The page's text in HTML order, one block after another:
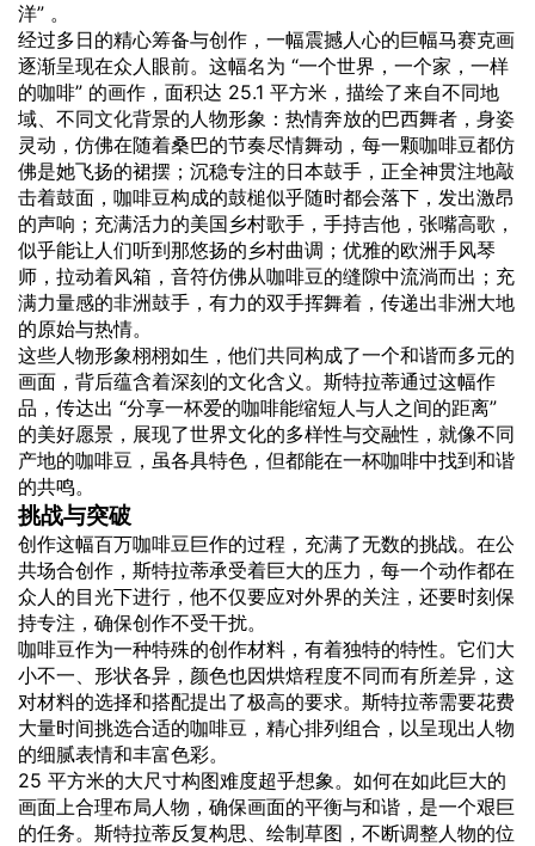
洋” 。
经过多日的精心筹备与创作，一幅震撼人心的巨幅马赛克画
逐渐呈现在众人眼前。这幅名为 “一个世界，一个家，一样
的咖啡” 的画作，面积达 25.1 平方米，描绘了来自不同地
域、不同文化背景的人物形象：热情奔放的巴西舞者，身姿
灵动，仿佛在随着桑巴的节奏尽情舞动，每一颗咖啡豆都仿
佛是她飞扬的裙摆；沉稳专注的日本鼓手，正全神贯注地敲
击着鼓面，咖啡豆构成的鼓槌似乎随时都会落下，发出激昂
的声响；充满活力的美国乡村歌手，手持吉他，张嘴高歌，
似乎能让人们听到那悠扬的乡村曲调；优雅的欧洲手风琴
师，拉动着风箱，音符仿佛从咖啡豆的缝隙中流淌而出；充
满力量感的非洲鼓手，有力的双手挥舞着，传递出非洲大地
的原始与热情。
这些人物形象栩栩如生，他们共同构成了一个和谐而多元的
画面，背后蕴含着深刻的文化含义。斯特拉蒂通过这幅作
品，传达出 “分享一杯爱的咖啡能缩短人与人之间的距离”
的美好愿景，展现了世界文化的多样性与交融性，就像不同
产地的咖啡豆，虽各具特色，但都能在一杯咖啡中找到和谐
的共鸣。
挑战与突破
创作这幅百万咖啡豆巨作的过程，充满了无数的挑战。在公
共场合创作，斯特拉蒂承受着巨大的压力，每一个动作都在
众人的目光下进行，他不仅要应对外界的关注，还要时刻保
持专注，确保创作不受干扰。
咖啡豆作为一种特殊的创作材料，有着独特的特性。它们大
小不一、形状各异，颜色也因烘焙程度不同而有所差异，这
对材料的选择和搭配提出了极高的要求。斯特拉蒂需要花费
大量时间挑选合适的咖啡豆，精心排列组合，以呈现出人物
的细腻表情和丰富色彩。
25 平方米的大尺寸构图难度超乎想象。如何在如此巨大的
画面上合理布局人物，确保画面的平衡与和谐，是一个艰巨
的任务。斯特拉蒂反复构思、绘制草图，不断调整人物的位